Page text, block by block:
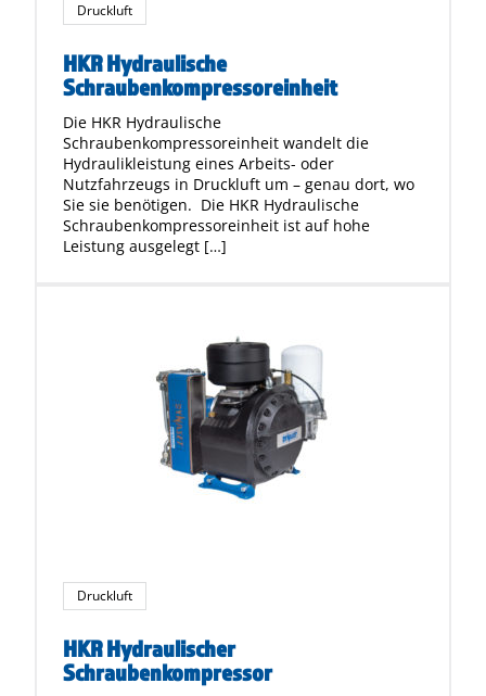
Druckluft
HKR Hydraulische
Schraubenkompressoreinheit
Die HKR Hydraulische
Schraubenkompressoreinheit wandelt die
Hydraulikleistung eines Arbeits- oder
Nutzfahrzeugs in Druckluft um – genau dort, wo
Sie sie benötigen. Die HKR Hydraulische
Schraubenkompressoreinheit ist auf hohe
Leistung ausgelegt […]
Druckluft
HKR Hydraulischer
Schraubenkompressor